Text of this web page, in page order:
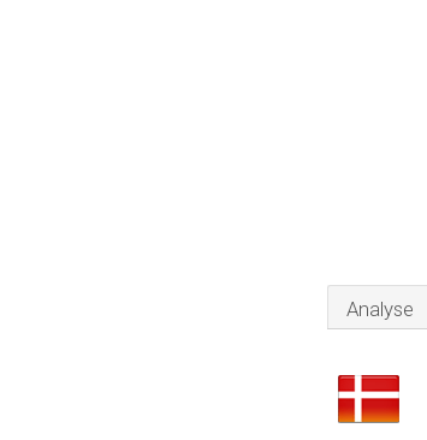
Analyse